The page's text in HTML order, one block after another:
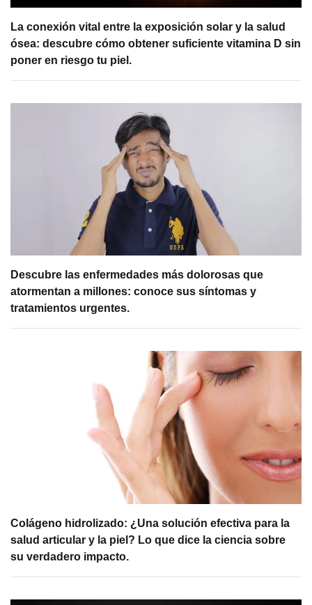
La conexión vital entre la exposición solar y la salud
ósea: descubre cómo obtener suficiente vitamina D sin
poner en riesgo tu piel.
Descubre las enfermedades más dolorosas que
atormentan a millones: conoce sus síntomas y
tratamientos urgentes.
Colágeno hidrolizado: ¿Una solución efectiva para la
salud articular y la piel? Lo que dice la ciencia sobre
su verdadero impacto.